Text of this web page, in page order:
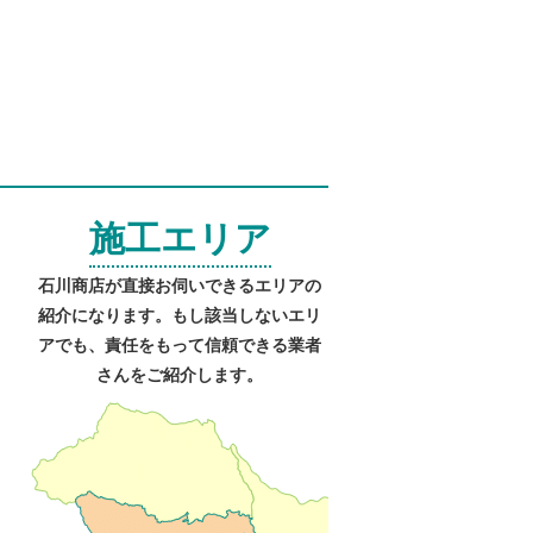
施工エリア
石川商店が直接お伺いできるエリアの
紹介になります。もし該当しないエリ
アでも、責任をもって信頼できる業者
さんをご紹介します。